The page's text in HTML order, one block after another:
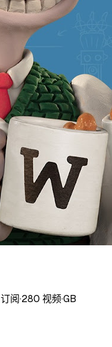
订阅·280 视频·GB